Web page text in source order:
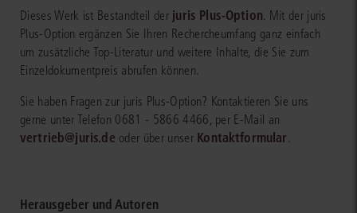
Dieses Werk ist Bestandteil der juris Plus-Option . Mit der juris
Plus-Option ergänzen Sie Ihren Rechercheumfang ganz einfach
um zusätzliche Top-Literatur und weitere Inhalte, die Sie zum
Einzeldokumentpreis abrufen können.
Sie haben Fragen zur juris Plus-Option? Kontaktieren Sie uns
gerne unter Telefon 0681 - 5866 4466, per E-Mail an
vertrieb@juris.de oder über unser Kontaktformular
Herausgeber und Autoren